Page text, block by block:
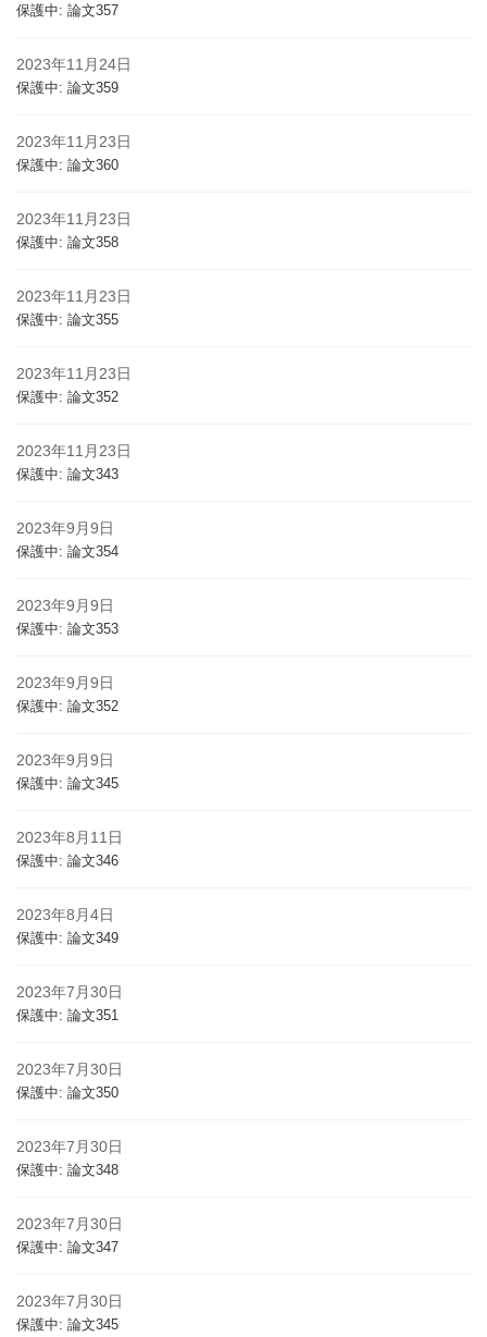
保護中: 論文357
2023年11月24日
保護中: 論文359
2023年11月23日
保護中: 論文360
2023年11月23日
保護中: 論文358
2023年11月23日
保護中: 論文355
2023年11月23日
保護中: 論文352
2023年11月23日
保護中: 論文343
2023年9月9日
保護中: 論文354
2023年9月9日
保護中: 論文353
2023年9月9日
保護中: 論文352
2023年9月9日
保護中: 論文345
2023年8月11日
保護中: 論文346
2023年8月4日
保護中: 論文349
2023年7月30日
保護中: 論文351
2023年7月30日
保護中: 論文350
2023年7月30日
保護中: 論文348
2023年7月30日
保護中: 論文347
2023年7月30日
保護中: 論文345